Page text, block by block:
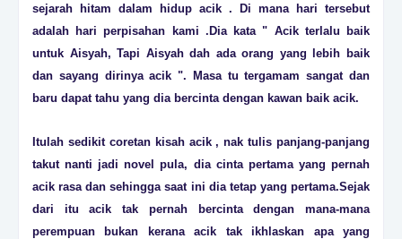
sejarah hitam dalam hidup acik . Di mana hari tersebut
adalah hari perpisahan kami .Dia kata " Acik terlalu baik
untuk Aisyah, Tapi Aisyah dah ada orang yang lebih baik
dan sayang dirinya acik ". Masa tu tergamam sangat dan
baru dapat tahu yang dia bercinta dengan kawan baik acik.
Itulah sedikit coretan kisah acik , nak tulis panjang-panjang
takut nanti jadi novel pula, dia cinta pertama yang pernah
acik rasa dan sehingga saat ini dia tetap yang pertama.Sejak
dari itu acik tak pernah bercinta dengan mana-mana
perempuan bukan kerana acik tak ikhlaskan apa yang